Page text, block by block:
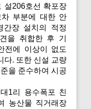
설206호선 확포장
부분에 대한 안
장 설치의 적정
을 취합한 후 기
전에 이상이 없도
다. 또한 신설 교량
을 준수하여 시공
1리 용수폭포 친
농산물 직거래장